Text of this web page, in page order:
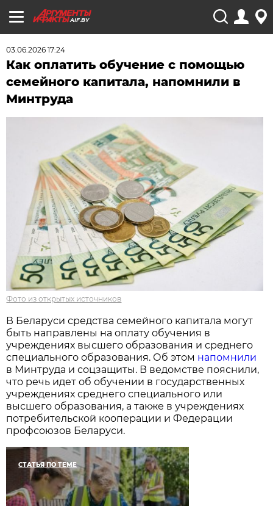
AIF.BY
03.06.2026 17:24
Как оплатить обучение с помощью
семейного капитала, напомнили в
Минтруда
Фото из открытых источников
В Беларуси средства семейного капитала могут
быть направлены на оплату обучения в
учреждениях высшего образования и среднего
специального образования. Об этом напомнили
в Минтруда и соцзащиты. В ведомстве пояснили,
что речь идет об обучении в государственных
учреждениях среднего специального или
высшего образования, а также в учреждениях
потребительской кооперации и Федерации
профсоюзов Беларуси.
СТАТЬЯ ПО ТЕМЕ